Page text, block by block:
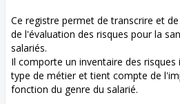
Ce registre permet de transcrire et
de l'évaluation des risques pour la
salariés.
Il comporte un inventaire des
type de métier et tient compte de
fonction du genre du salarié.